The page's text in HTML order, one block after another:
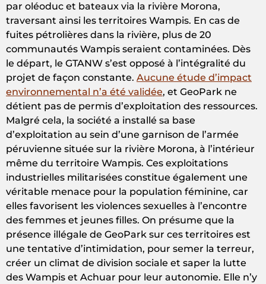
par oléoduc et bateaux via la rivière Morona,
traversant ainsi les territoires Wampis. En cas de
fuites pétrolières dans la rivière, plus de 20
communautés Wampis seraient contaminées. Dès
le départ, le GTANW s’est opposé à l’intégralité du
projet de façon constante. Aucune étude d’impact
environnemental n’a été validée, et GeoPark ne
détient pas de permis d’exploitation des ressources.
Malgré cela, la société a installé sa base
d’exploitation au sein d’une garnison de l’armée
péruvienne située sur la rivière Morona, à l’intérieur
même du territoire Wampis. Ces exploitations
industrielles militarisées constitue également une
véritable menace pour la population féminine, car
elles favorisent les violences sexuelles à l’encontre
des femmes et jeunes filles. On présume que la
présence illégale de GeoPark sur ces territoires est
une tentative d’intimidation, pour semer la terreur,
créer un climat de division sociale et saper la lutte
des Wampis et Achuar pour leur autonomie. Elle n’y